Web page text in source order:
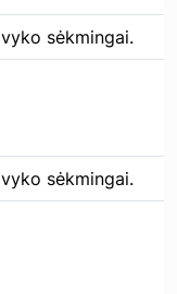
sėkmingai.
sėkmingai.